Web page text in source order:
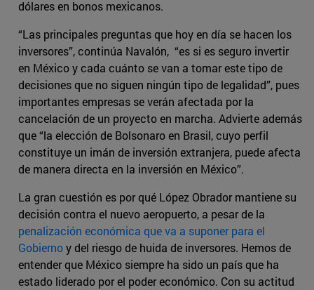
dólares en bonos mexicanos.
“Las principales preguntas que hoy en día se hacen los
inversores”, continúa Navalón, “es si es seguro invertir
en México y cada cuánto se van a tomar este tipo de
decisiones que no siguen ningún tipo de legalidad”, pues
importantes empresas se verán afectada por la
cancelación de un proyecto en marcha. Advierte además
que “la elección de Bolsonaro en Brasil, cuyo perfil
constituye un imán de inversión extranjera, puede afecta
de manera directa en la inversión en México”.
La gran cuestión es por qué López Obrador mantiene su
decisión contra el nuevo aeropuerto, a pesar de la
penalización económica que va a suponer para el
Gobiernoy del riesgo de huida de inversores. Hemos de
entender que México siempre ha sido un país que ha
estado liderado por el poder económico. Con su actitud